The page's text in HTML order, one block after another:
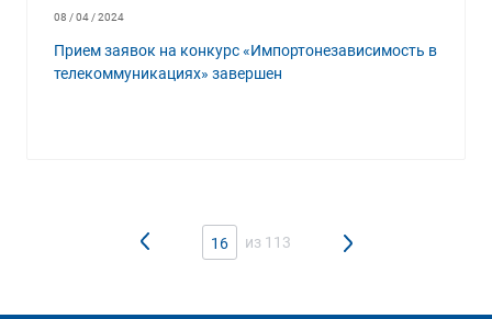
08 / 04 / 2024
Прием заявок на конкурс «Импортонезависимость в
телекоммуникациях» завершен
16 из 113